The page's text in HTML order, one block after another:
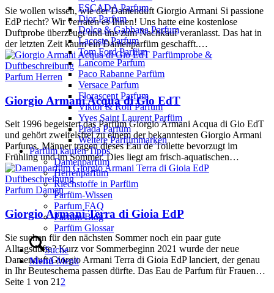
ESCADA Parfum
Dior Parfum
Dolce & Gabbana Parfum
Lacoste Parfum
Tom Ford Parfüm
Lancome Parfum
Paco Rabanne Parfüm
Versace Parfum
Florascent Parfum
Viktor & Rolf Parfüm
Yves Saint Laurent Parfüm
Prada Parfüm
Weitere Parfümmarken
Parfüm kaufen Tipps
Damenparfüm
Herrenparfüm
Riechstoffe in Parfüm
Parfüm-Wissen
Parfum FAQ
Parfüm Blog
Parfüm Glossar
Suche
Menü Menü
Sie wollen wissen, wie der Damenduft Giorgio Armani Si passione
EdP riecht? Wir verraten es Ihnen! Uns hatte eine kostenlose
Duftprobe überzeugt und uns zum Nachkauf veranlasst. Das hat in
der letzten Zeit kaum ein Damenparfüm geschafft.…
Parfum Herren
Giorgio Armani Acqua di Gio EdT
Seit 1996 begeistert das Parfüm Giorgio Armani Acqua di Gio EdT
und gehört zweifelsfrei zu einem der bekanntesten Giorgio Armani
Parfums. Männer tragen dieses Eau de Toilette bevorzugt im
Frühling und im Sommer. Dies liegt am frisch-aquatischen…
Parfum Damen
Giorgio Armani Terra di Gioia EdP
Sie suchen für den nächsten Sommer noch ein paar gute
Alltagsdüfte? Kurz vor Sommerbeginn 2021 wurde der neue
Damenduft Giorgio Armani Terra di Gioia EdP lanciert, der genau
in Ihr Beuteschema passen dürfte. Das Eau de Parfum für Frauen…
Seite 1 von 21 2